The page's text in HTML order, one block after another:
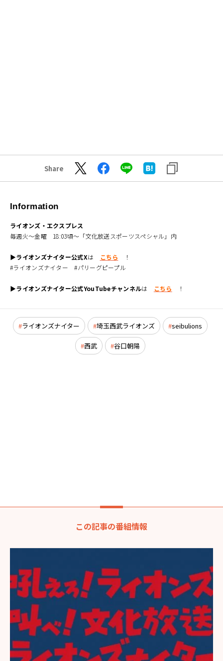
Share
Information
ライオンズ・エクスプレス
毎週火～金曜 18:03頃～「文化放送スポーツスペシャル」内
▶ライオンズナイター公式Xは こちら ！
#ライオンズナイター #パリーグピープル
▶ライオンズナイター公式YouTubeチャンネルは こちら ！
ライオンズナイター 埼玉西武ライオンズ seibulions
西武 谷口朝陽
この記事の番組情報